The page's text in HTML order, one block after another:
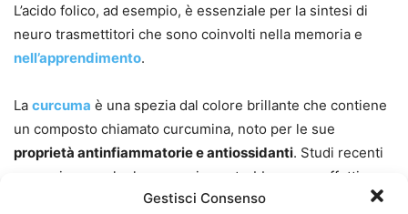
Gestisci Consenso
L’acido folico, ad esempio, è essenziale per la sintesi di
neuro trasmettitori che sono coinvolti nella memoria e
nell’apprendimento.
La curcuma è una spezia dal colore brillante che contiene
un composto chiamato curcumina, noto per le sue
proprietà antinfiammatorie e antiossidanti. Studi recenti
suggeriscono che la curcumina potrebbe avere effetti
benefici sulla funzione cognitiva e sulla memoria,